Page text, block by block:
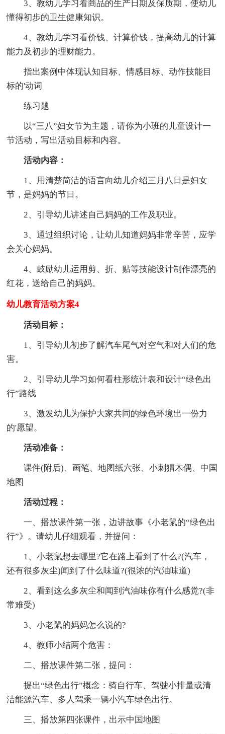
3、教幼儿学习看商品的生产日期及保质期，使幼儿
懂得初步的卫生健康知识。
4、教幼儿学习看价钱、计算价钱，提高幼儿的计算
能力及初步的理财能力。
指出案例中体现认知目标、情感目标、动作技能目
标的'动词
练习题
以“三八”妇女节为主题，请你为小班的儿童设计一
节活动，写出活动目标和内容。
活动内容：
1、用清楚简洁的语言向幼儿介绍三月八日是妇女
节，是妈妈的节日。
2、引导幼儿讲述自己妈妈的工作及职业。
3、通过组织讨论，让幼儿知道妈妈非常辛苦，应学
会关心妈妈。
4、鼓励幼儿运用剪、折、贴等技能设计制作漂亮的
红花，送给自己的妈妈。
幼儿教育活动方案4
活动目标：
1、引导幼儿初步了解汽车尾气对空气和对人们的危
害。
2、引导幼儿学习如何看柱形统计表和设计“绿色出
行”路线
3、激发幼儿为保护大家共同的绿色环境出一份力
的'愿望。
活动准备：
课件(附后)、画笔、地图纸六张、小刺猬木偶、中国
地图
活动过程：
一、播放课件第一张，边讲故事《小老鼠的“绿色出
行”》。请幼儿仔细观看，并提问：
1、小老鼠想去哪里?它在路上看到了什么?(汽车，
还有很多灰尘)闻到了什么味道?(很浓的汽油味道)
2、看到这么多灰尘和闻到汽油味你有什么感觉?(非
常难受)
3、小老鼠的妈妈怎么说的?
4、教师小结两个危害：
二、播放课件第二张，提问：
提出“绿色出行”概念：骑自行车、驾驶小排量或清
洁能源汽车、多人驾乘一辆小汽车绿色出行。
三、播放第四张课件，出示中国地图